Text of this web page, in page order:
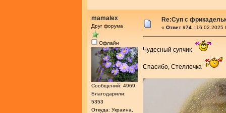
mamalex
Друг форума
Офлайн
Сообщений: 4969
Благодарили:
5353
Откуда: Украина,
Re:Суп с
« Ответ #74 : 16.02.2025
Чудесный супчик
Спасибо, Стеллочка